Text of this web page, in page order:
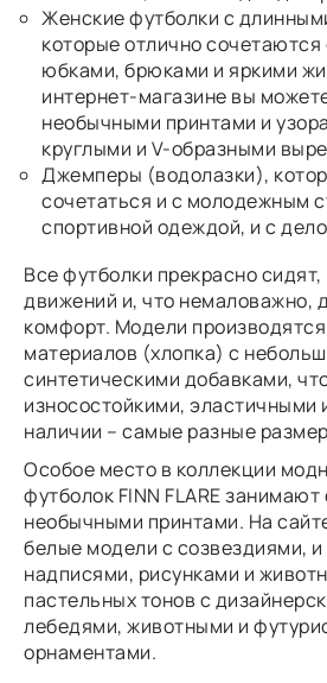
Женские футболки с
которые отлично
юбками, брюками и яркими
интернет-магазине вы
необычными принтами и
круглыми и V-образными
Джемперы (водолазки),
сочетаться и с молодежным
спортивной одеждой, и с
Все футболки прекрасно
движений и, что немаловажно,
комфорт. Модели
материалов (хлопка) с
синтетическими добавками,
износостойкими, эластичными
наличии – самые разные
Особое место в коллекции
футболок FINN FLARE
необычными принтами. На
белые модели с созвездиями,
надписями, рисунками и
пастельных тонов с
лебедями, животными и
орнаментами.